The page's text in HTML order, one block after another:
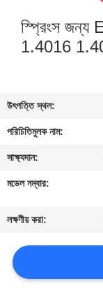
কারখানা
ভ্রমণ
নিয়ন্ত্রণ
যোগাযোগ
করুন
উদ্ধৃতির
জন্য
আবেদন
স্প্রিংস জন্য
1.4016
উৎপত্তি স্থল:
পরিচিতিমুলক নাম:
সাক্ষ্যদান:
মডেল নম্বার:
লক্ষণীয় করা: